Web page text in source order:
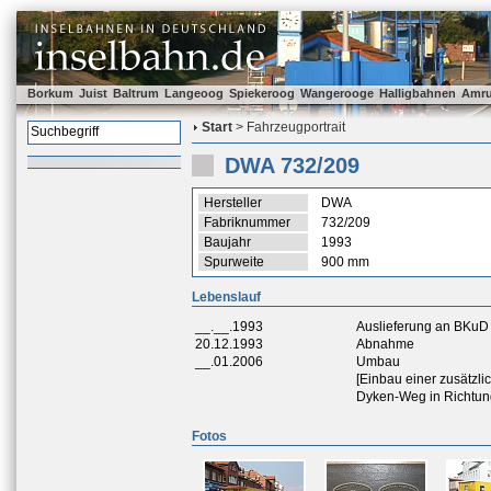
Borkum Juist Baltrum Langeoog Spiekeroog Wangerooge Halligbahnen
Start > Fahrzeugportrait
DWA 732/209
Hersteller
DWA
Fabriknummer
732/209
Baujahr
1993
Spurweite
900 mm
Lebenslauf
__.__.1993
Auslieferung an
20.12.1993
Abnahme
__.01.2006
Umbau
[Einbau einer
Dyken-Weg in
Fotos